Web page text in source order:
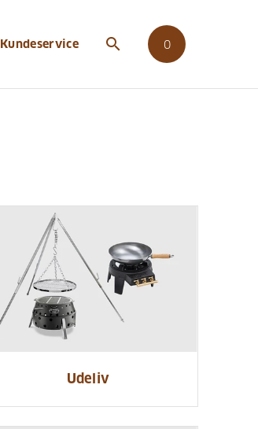
Kundeservice search 0
Udeliv